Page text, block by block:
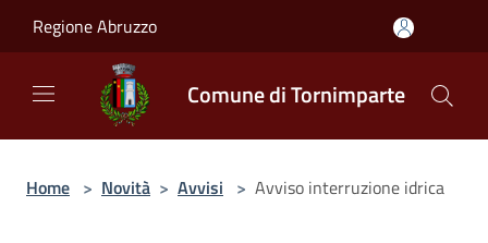
Regione Abruzzo
Comune di Tornimparte
Home > Novità > Avvisi > Avviso interruzione idrica